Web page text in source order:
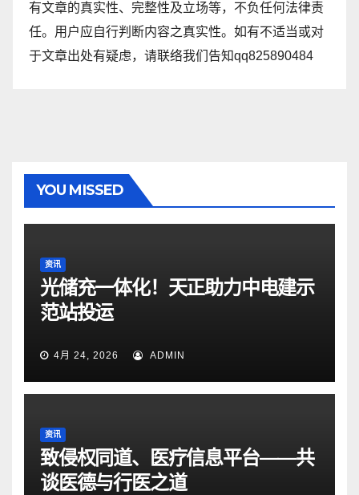
有文章的真实性、完整性及立场等，不负任何法律责
任。用户应自行判断内容之真实性。如有不适当或对
于文章出处有疑虑，请联络我们告知qq825890484
YOU MISSED
资讯
光储充一体化！天正助力中电建示
范站投运
4月 24, 2026 ADMIN
资讯
致侵权同道、医疗信息平台——共
谈医德与行医之道